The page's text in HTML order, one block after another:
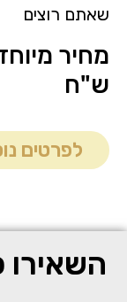
שאתם רוצים
ש"ח
לפרטים
השאירו